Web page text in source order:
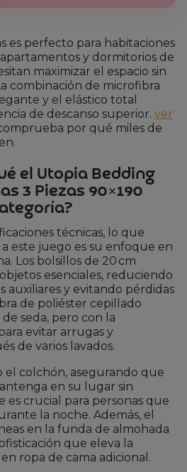
es perfecto para habitaciones
y dormitorios de
maximizar el espacio sin
combinación de microfibra
y el elástico total
de descanso superior. ver
por qué miles de
el Utopia Bedding
3 Piezas 90×190
técnicas, lo que
este juego es su enfoque en
Los bolsillos de 20 cm
esenciales, reduciendo
auxiliares y evitando pérdidas
de poliéster cepillado
seda, pero con la
evitar arrugas y
de varios lavados.
el colchón, asegurando que
en su lugar sin
es crucial para personas que
la noche. Además, el
en la funda de almohada
que eleva la
ropa de cama adicional.